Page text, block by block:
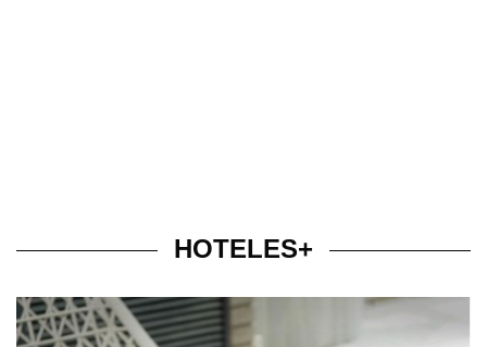
HOTELES+